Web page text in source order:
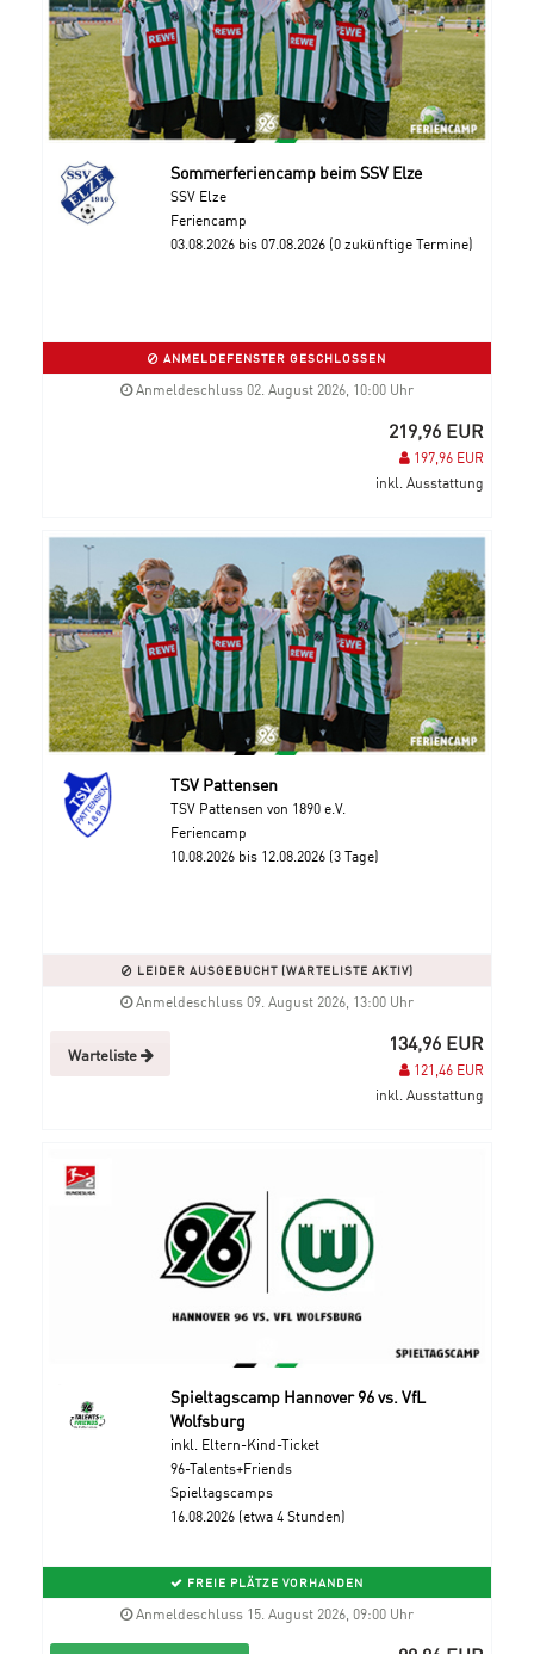
Sommerferiencamp beim SSV Elze
SSV Elze
Feriencamp
03.08.2026 bis 07.08.2026 (0 zukünftige Termine)
ANMELDEFENSTER GESCHLOSSEN
Anmeldeschluss 02. August 2026, 10:00 Uhr
219,96 EUR
197,96 EUR
inkl. Ausstattung
TSV Pattensen
TSV Pattensen von 1890 e.V.
Feriencamp
10.08.2026 bis 12.08.2026 (3 Tage)
LEIDER AUSGEBUCHT (WARTELISTE AKTIV)
Anmeldeschluss 09. August 2026, 13:00 Uhr
Warteliste 134,96 EUR
121,46 EUR
inkl. Ausstattung
Spieltagscamp Hannover 96 vs. VfL
Wolfsburg
inkl. Eltern-Kind-Ticket
96-Talents+Friends
Spieltagscamps
16.08.2026 (etwa 4 Stunden)
FREIE PLÄTZE VORHANDEN
Anmeldeschluss 15. August 2026, 09:00 Uhr